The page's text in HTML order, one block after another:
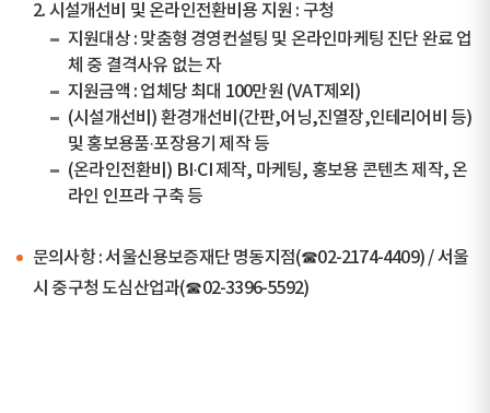
2. 시설개선비 및 온라인전환비용 지원 : 구청
지원대상 : 맞춤형 경영컨설팅 및 온라인마케팅 진단 완료 업
체 중 결격사유 없는 자
지원금액 : 업체당 최대 100만원 (VAT제외)
(시설개선비) 환경개선비(간판,어닝,진열장,인테리어비 등)
및 홍보용품·포장용기 제작 등
(온라인전환비) BI·CI 제작, 마케팅, 홍보용 콘텐츠 제작, 온
라인 인프라 구축 등
문의사항 : 서울신용보증재단 명동지점(☎02-2174-4409) / 서울
시 중구청 도심산업과(☎02-3396-5592)